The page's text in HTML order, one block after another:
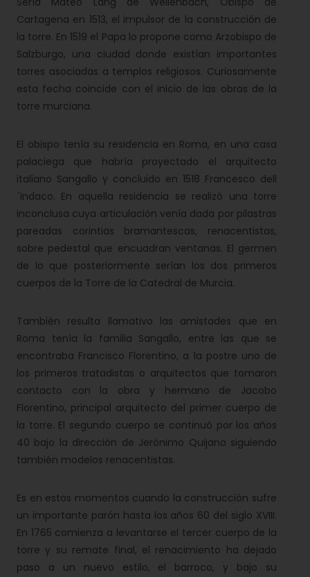
Cartagena en 1513, el impulsor de la construcción de
la torre. En 1519 el Papa lo propone como Arzobispo de
Salzburgo, una ciudad donde existían importantes
torres asociadas a templos religiosos. Curiosamente
esta fecha coincide con el inicio de las obras de la
torre murciana.
El obispo tenía su residencia en Roma, en una casa
palaciega que habría proyectado el arquitecto
italiano Sangallo y concluido en 1518 Francesco dell
´Indaco. En aquella residencia se realizó una torre
inconclusa cuya articulación venía dada por pilastras
pareadas corintias bramantescas, renacentistas,
sobre pedestal que encuadran ventanas. El germen
de lo que posteriormente serían los dos primeros
cuerpos de la Torre de la Catedral de Murcia.
También resulta llamativo las amistades que en
Roma tenía la familia Sangallo, entre las que se
encontraba Francisco Florentino, a la postre uno de
los primeros tratadistas o arquitectos que tomaron
contacto con la obra y hermano de Jacobo
Florentino, principal arquitecto del primer cuerpo de
la torre. El segundo cuerpo se continuó por los años
40 bajo la dirección de Jerónimo Quijano siguiendo
también modelos renacentistas.
Es en estos momentos cuando la construcción sufre
un importante parón hasta los años 60 del siglo XVIII.
En 1765 comienza a levantarse el tercer cuerpo de la
torre y su remate final, el renacimiento ha dejado
paso a un nuevo estilo, el barroco, y bajo su